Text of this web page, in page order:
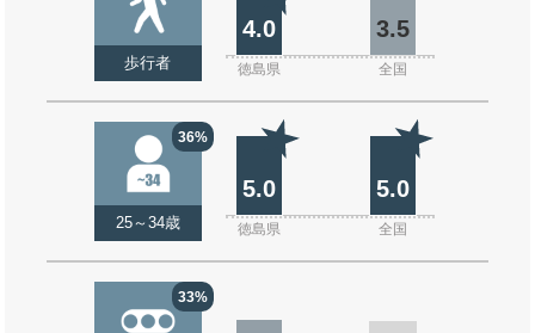
歩行者
4.0 3.5
徳島県 全国
36%
25～34歳
5.0 5.0
徳島県 全国
33%